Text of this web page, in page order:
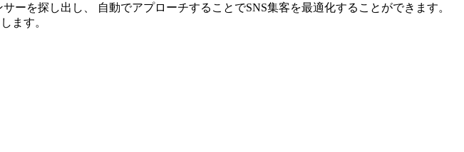
を探し出し、 自動でアプローチすることでSNS集客を最適化することができます。
ます。